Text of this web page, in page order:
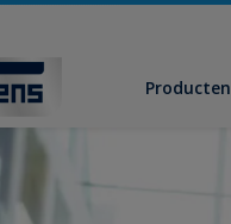
Producten